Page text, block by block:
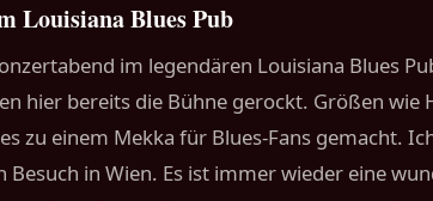
Louisiana Blues Pub
im legendären Louisiana Blues
hier bereits die Bühne gerockt. Größen wie
zu einem Mekka für Blues-Fans gemacht.
in Wien. Es ist immer wieder eine